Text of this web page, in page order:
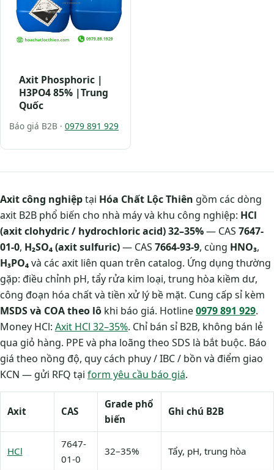
Axit Phosphoric |
H3PO4 85% |Trung
Quốc
Báo giá B2B · 0979 891 929
Axit công nghiệptại Hóa Chất Lộc Thiên gồm các dòng
axit B2B phổ biến cho nhà máy và khu công nghiệp: HCl
(axit clohydric / hydrochloric acid) 32–35%— CAS 7647-
01-0, H₂SO₄ (axit sulfuric)— CAS 7664-93-9, cùng HNO₃,
H₃PO₄và các axit liên quan trên catalog. Ứng dụng thường
gặp: điều chỉnh pH, tẩy rửa kim loại, trung hòa kiềm dư,
công đoạn hóa chất và tiền xử lý bề mặt. Cung cấp sỉ kèm
MSDS và COA theo lô khi báo giá. Hotline0979 891 929.
Money HCl: Axit HCl 32–35%. Chỉ bán sỉ B2B, không bán lẻ
qua giỏ hàng. PPE và pha loãng theo SDS là bắt buộc. Báo
giá theo nồng độ, quy cách phuy / IBC / bồn và điểm giao
KCN — gửi RFQ tại form yêu cầu báo giá.
Axit CAS
Grade phổ
biến
Ghi chú B2B
HCl
7647-
01-0
32–35% Tẩy, pH, trung hòa